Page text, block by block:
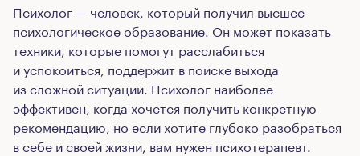
Психолог — человек, который получил высшее
психологическое образование. Он может показать
техники, которые помогут расслабиться
и успокоиться, поддержит в поиске выхода
из сложной ситуации. Психолог наиболее
эффективен, когда хочется получить конкретную
рекомендацию, но если хотите глубоко разобраться
в себе и своей жизни, вам нужен психотерапевт.